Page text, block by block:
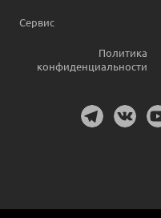
Сервис
Политика
конфиденциальности